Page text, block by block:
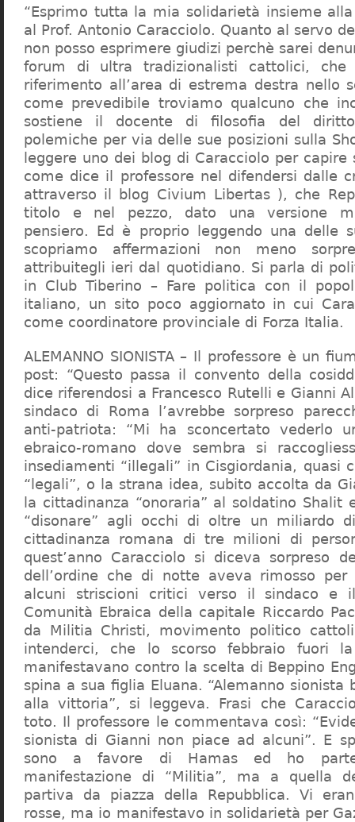
“Esprimo tutta la mia solidarietà insieme
al Prof. Antonio Caracciolo. Quanto al servo
non posso esprimere giudizi perchè sarei
forum di ultra tradizionalisti cattolici,
riferimento all’area di estrema destra nello
come prevedibile troviamo qualcuno che
sostiene il docente di filosofia del
polemiche per via delle sue posizioni sulla
leggere uno dei blog di Caracciolo per
come dice il professore nel difendersi dalle
attraverso il blog Civium Libertas ), che
titolo e nel pezzo, dato una versione
pensiero. Ed è proprio leggendo una delle
scopriamo affermazioni non meno
attribuitegli ieri dal quotidiano. Si parla di
in Club Tiberino – Fare politica con il
italiano, un sito poco aggiornato in cui
come coordinatore provinciale di Forza Italia.
ALEMANNO SIONISTA – Il professore è un
post: “Questo passa il convento della
dice riferendosi a Francesco Rutelli e Gianni
sindaco di Roma l’avrebbe sorpreso
anti-patriota: “Mi ha sconcertato vederlo
ebraico-romano dove sembra si
insediamenti “illegali” in Cisgiordania, quasi
“legali”, o la strana idea, subito accolta da
la cittadinanza “onoraria” al soldatino Shalit
“disonare” agli occhi di oltre un miliardo
cittadinanza romana di tre milioni di
quest’anno Caracciolo si diceva sorpreso
dell’ordine che di notte aveva rimosso
alcuni striscioni critici verso il sindaco e
Comunità Ebraica della capitale Riccardo
da Militia Christi, movimento politico
intenderci, che lo scorso febbraio fuori
manifestavano contro la scelta di Beppino
spina a sua figlia Eluana. “Alemanno sionista
alla vittoria”, si leggeva. Frasi che
toto. Il professore le commentava così:
sionista di Gianni non piace ad alcuni”. E
sono a favore di Hamas ed ho
manifestazione di “Militia”, ma a quella
partiva da piazza della Repubblica. Vi
rosse, ma io manifestavo in solidarietà per